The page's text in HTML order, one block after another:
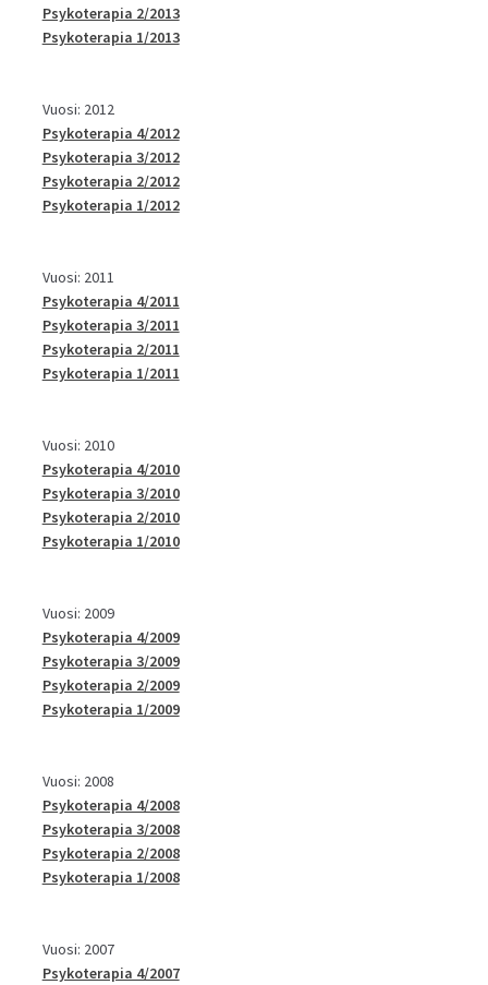
Psykoterapia 2/2013
Psykoterapia 1/2013
Vuosi: 2012
Psykoterapia 4/2012
Psykoterapia 3/2012
Psykoterapia 2/2012
Psykoterapia 1/2012
Vuosi: 2011
Psykoterapia 4/2011
Psykoterapia 3/2011
Psykoterapia 2/2011
Psykoterapia 1/2011
Vuosi: 2010
Psykoterapia 4/2010
Psykoterapia 3/2010
Psykoterapia 2/2010
Psykoterapia 1/2010
Vuosi: 2009
Psykoterapia 4/2009
Psykoterapia 3/2009
Psykoterapia 2/2009
Psykoterapia 1/2009
Vuosi: 2008
Psykoterapia 4/2008
Psykoterapia 3/2008
Psykoterapia 2/2008
Psykoterapia 1/2008
Vuosi: 2007
Psykoterapia 4/2007